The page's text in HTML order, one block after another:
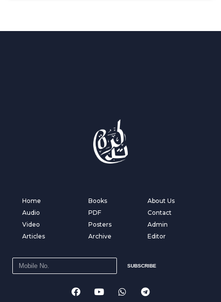
Home
Audio
Video
Articles
Books
PDF
Posters
Archive
About Us
Contact
Admin
Editor
SUBSCRIBE